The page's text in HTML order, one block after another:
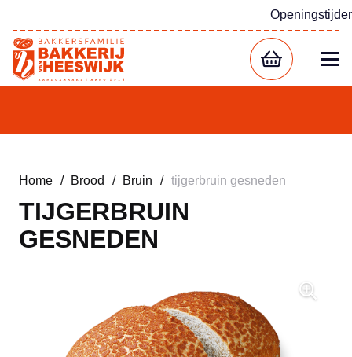
Home / Brood / Bruin / tijgerbruin gesneden
TIJGERBRUIN
GESNEDEN